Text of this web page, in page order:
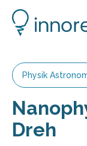
Physik
Dreh